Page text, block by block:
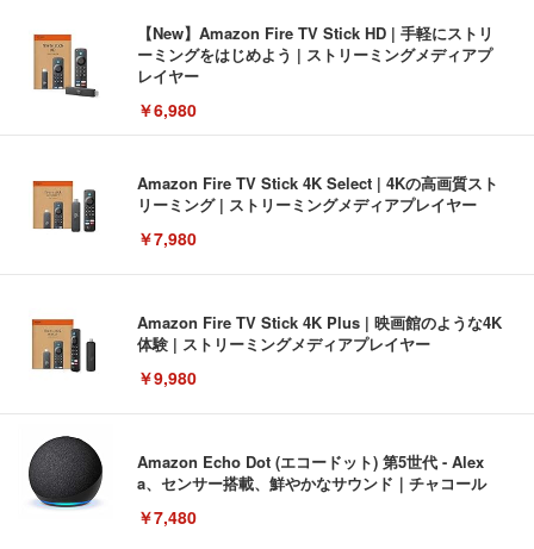
【New】Amazon Fire TV Stick HD | 手軽にストリ
ーミングをはじめよう | ストリーミングメディアプ
レイヤー
￥6,980
Amazon Fire TV Stick 4K Select | 4Kの高画質スト
リーミング | ストリーミングメディアプレイヤー
￥7,980
Amazon Fire TV Stick 4K Plus | 映画館のような4K
体験 | ストリーミングメディアプレイヤー
￥9,980
Amazon Echo Dot (エコードット) 第5世代 - Alex
a、センサー搭載、鮮やかなサウンド｜チャコール
￥7,480